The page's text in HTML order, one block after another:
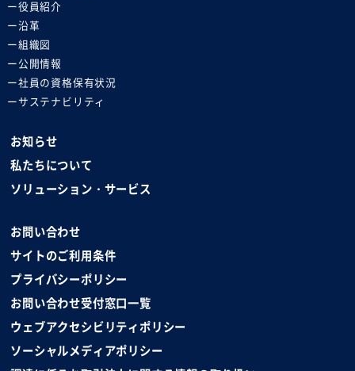
役員紹介
沿革
組織図
公開情報
社員の資格保有状況
サステナビリティ
お知らせ
私たちについて
ソリューション・サービス
お問い合わせ
サイトのご利用条件
プライバシーポリシー
お問い合わせ受付窓口一覧
ウェブアクセシビリティポリシー
ソーシャルメディアポリシー